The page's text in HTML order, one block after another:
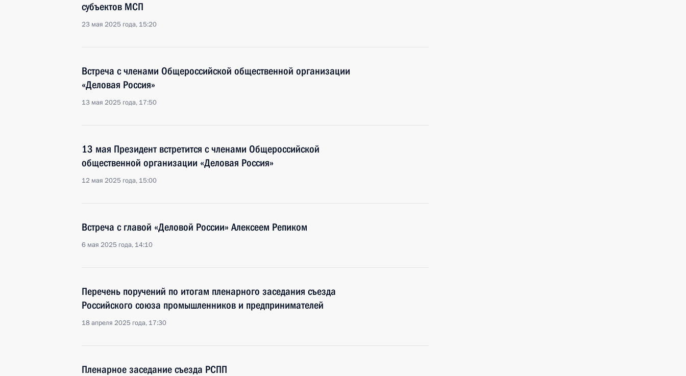
субъектов МСП
23 мая 2025 года, 15:20
Встреча с членами Общероссийской общественной организации
«Деловая Россия»
13 мая 2025 года, 17:50
13 мая Президент встретится с членами Общероссийской
общественной организации «Деловая Россия»
12 мая 2025 года, 15:00
Встреча с главой «Деловой России» Алексеем Репиком
6 мая 2025 года, 14:10
Перечень поручений по итогам пленарного заседания съезда
Российского союза промышленников и предпринимателей
18 апреля 2025 года, 17:30
Пленарное заседание съезда РСПП